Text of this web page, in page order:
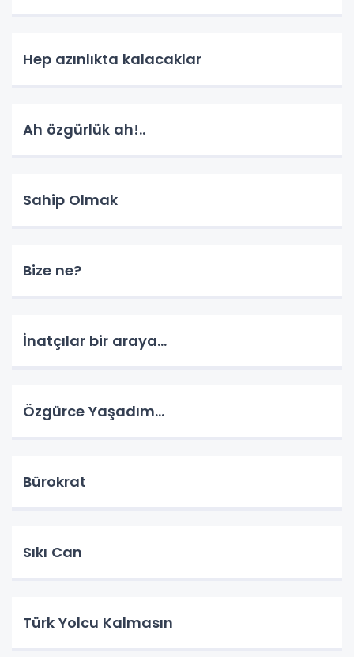
Hep azınlıkta kalacaklar
Ah özgürlük ah!..
Sahip Olmak
Bize ne?
İnatçılar bir araya…
Özgürce Yaşadım…
Bürokrat
Sıkı Can
Türk Yolcu Kalmasın